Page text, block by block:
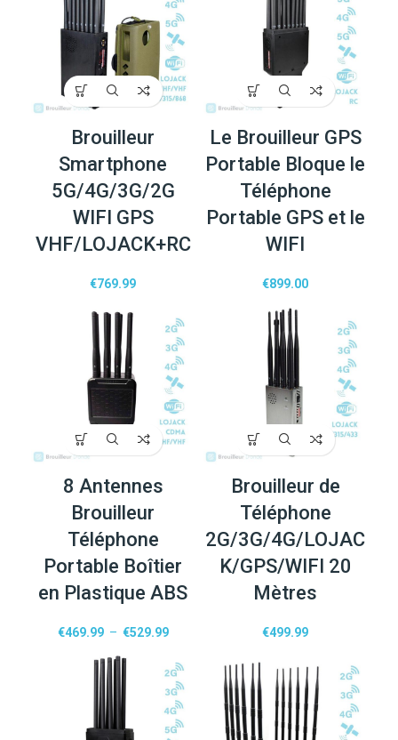
Brouilleur
Smartphone
5G/4G/3G/2G
WIFI GPS
VHF/LOJACK+RC
€769.99
Le Brouilleur GPS
Portable Bloque le
Téléphone
Portable GPS et le
WIFI
€899.00
8 Antennes
Brouilleur
Téléphone
Portable Boîtier
en Plastique ABS
€469.99 – €529.99
Brouilleur de
Téléphone
2G/3G/4G/LOJAC
K/GPS/WIFI 20
Mètres
€499.99